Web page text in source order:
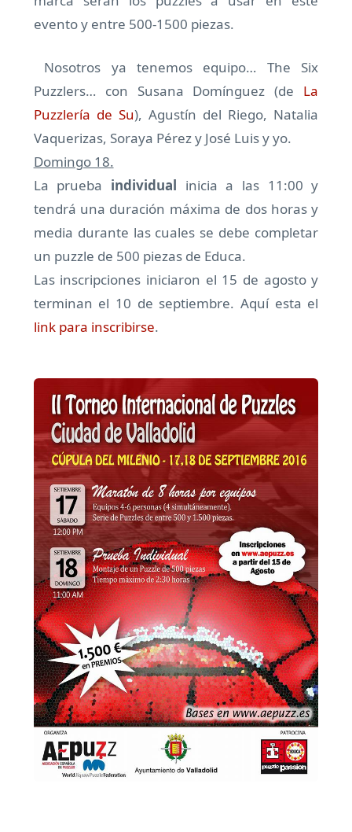
evento y entre 500-1500 piezas.
Nosotros ya tenemos equipo… The Six
Puzzlers… con Susana Domínguez (de La
Puzzlería de Su), Agustín del Riego, Natalia
Vaquerizas, Soraya Pérez y José Luis y yo.
Domingo 18.
La prueba individual inicia a las 11:00 y
tendrá una duración máxima de dos horas y
media durante las cuales se debe completar
un puzzle de 500 piezas de Educa.
Las inscripciones iniciaron el 15 de agosto y
terminan el 10 de septiembre. Aquí esta el
link para inscribirse.